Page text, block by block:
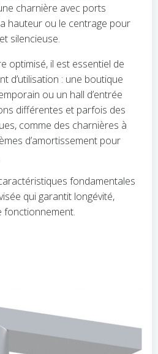
charnière avec ports
hauteur ou le centrage pour
silencieuse.
optimisé, il est essentiel de
d’utilisation : une boutique
ou un hall d’entrée
différentes et parfois des
comme des charnières à
d’amortissement pour
fondamentales
qui garantit longévité,
fonctionnement.